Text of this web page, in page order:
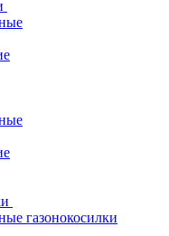
газонокосилки